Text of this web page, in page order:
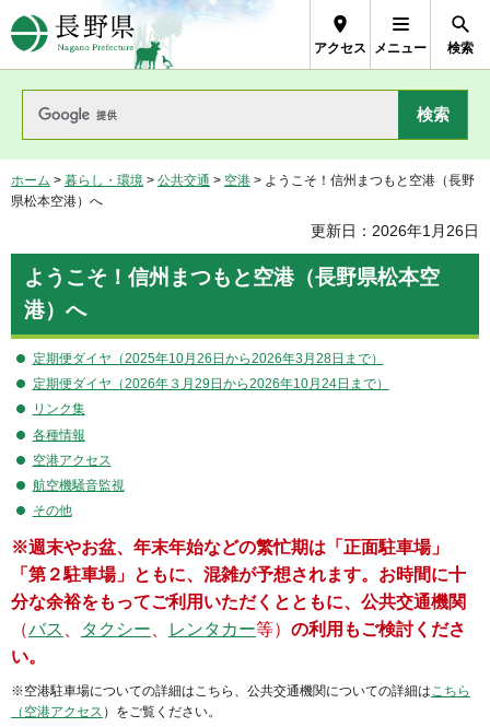
長野県Nagano Prefecture
アクセス メニュー 検索
ホーム > 暮らし・環境 > 公共交通 > 空港 > ようこそ！信州まつもと空港（長野
県松本空港）へ
更新日：2026年1月26日
ようこそ！信州まつもと空港（長野県松本空
港）へ
定期便ダイヤ（2025年10月26日から2026年3月28日まで）
定期便ダイヤ（2026年３月29日から2026年10月24日まで）
リンク集
各種情報
空港アクセス
航空機騒音監視
その他
※週末やお盆、年末年始などの繁忙期は「正面駐車場」
「第２駐車場」ともに、混雑が予想されます。お時間に十
分な余裕をもってご利用いただくとともに、公共交通機関
（バス タクシー レンタカー等） の利用もご検討くださ
い。
※空港駐車場についての詳細はこちら、公共交通機関についての詳細はこちら
（空港アクセス ）をご覧ください。